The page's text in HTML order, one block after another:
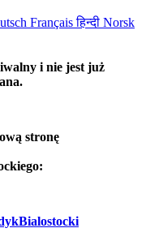
Françaisहिन्दी Norsk
i nie jest już
stronę